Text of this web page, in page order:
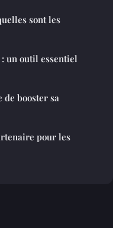
sont les
un outil essentiel
booster sa
pour les